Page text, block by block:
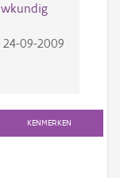
24-09-2009
KENMERKEN